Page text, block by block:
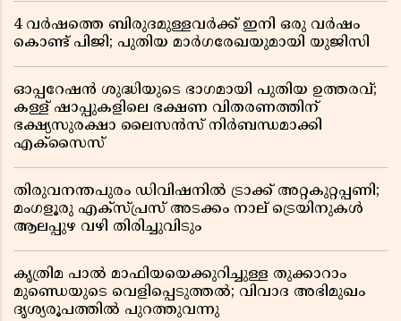
4 വർഷത്തെ ബിരുദമുള്ളവർക്ക് ഇനി ഒരു വർഷം
കൊണ്ട് പിജി; പുതിയ മാർഗരേഖയുമായി യുജിസി
ഓപ്പറേഷൻ ശുദ്ധിയുടെ ഭാഗമായി പുതിയ ഉത്തരവ്;
കള്ള് ഷാപ്പുകളിലെ ഭക്ഷണ വിതരണത്തിന്
ഭക്ഷ്യസുരക്ഷാ ലൈസൻസ് നിർബന്ധമാക്കി
എക്സൈസ്
തിരുവനന്തപുരം ഡിവിഷനിൽ ട്രാക്ക് അറ്റകുറ്റപ്പണി;
മംഗളൂരു എക്സ്പ്രസ് അടക്കം നാല് ട്രെയിനുകൾ
ആലപ്പുഴ വഴി തിരിച്ചുവിടും
കൃത്രിമ പാൽ മാഫിയയെക്കുറിച്ചുള്ള തുക്കാറാം
മുണ്ഡെയുടെ വെളിപ്പെടുത്തൽ; വിവാദ അഭിമുഖം
ദൃശ്യരൂപത്തിൽ പുറത്തുവന്നു